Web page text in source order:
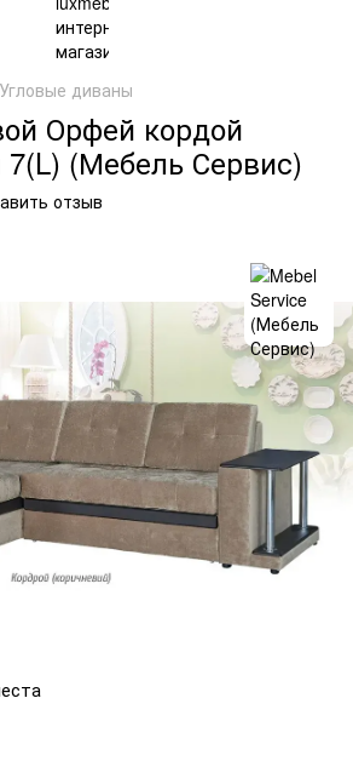
Угловые диваны
Орфей кордой
(Мебель Сервис)
отзыв